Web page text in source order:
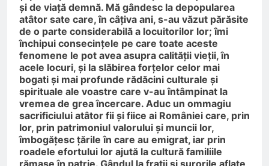
și de viață demnă. Mă gândesc la depopularea
atâtor sate care, în câțiva ani, s-au văzut părăsite
de o parte considerabilă a locuitorilor lor; îmi
închipui consecințele pe care toate aceste
fenomene le pot avea asupra calității vieții, în
acele locuri, și la slăbirea forțelor celor mai
bogati și mai profunde rădăcini culturale și
spirituale ale voastre care v-au întâmpinat la
vremea de grea încercare. Aduc un ommagiu
sacrificiului atâtor fii și fiice ai României care, prin
lor, prin patrimoniul valorului și muncii lor,
îmbogățesc țările în care au emigrat, iar prin
roadele efortului lor ajută la cultură familiile
rămase în patrie. Gândul la frații și surorile aflate